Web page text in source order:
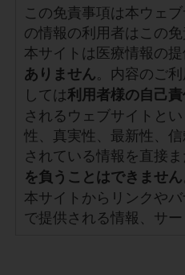
この免責事項は本ウェ
の情報の利用者はこの
本サイトは医療情報の
ありません。内容のご
しては利用者様の自己
されるウェブサイトと
性、真実性、最新性、
されている情報を直接
を負うことはできません
本サイトからリンクや
で提供される情報、サ